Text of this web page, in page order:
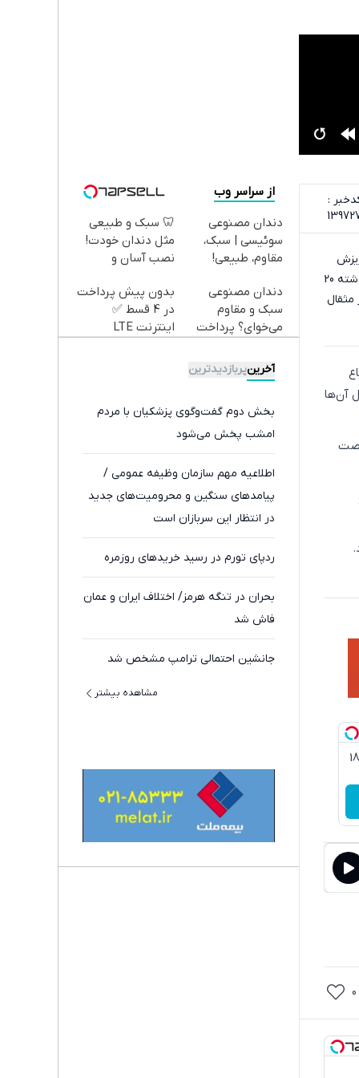
:
دلار 20 هزار تومان ریزش
داشته یعنی به طور متوسط هر روز 5 هزار تومان، همچنین قیمت سکه نسبت به چهارشنلبه هفته گذشته 20
هر مثقال
آن‌ها
خانگی 180
0
از سراسر وب
دندان مصنوعی
سوئیسی | سبک،
مقاوم، طبیعی!
رایگان+پرداخت
اقساطی😍
🦷 سبک و طبیعی
مثل دندان خودت!
نصب آسان و
📍 تهران
دندان مصنوعی
سبک و مقاوم
می‌خوای؟ پرداخت
😍 | 📍تهران
بدون پیش پرداخت
در 4 قسط ✅
اینترنت LTE
آخرینپربازدیدترین
بخش دوم گفت‌وگوی پزشکیان با مردم
امشب پخش می‌شود
اطلاعیه مهم سازمان وظیفه عمومی /
پیامدهای سنگین و محرومیت‌های جدید
در انتظار این سربازان است
ردپای تورم در رسید خریدهای روزمره
بحران در تنگه هرمز/ اختلاف ایران و عمان
فاش شد
جانشین احتمالی ترامپ مشخص شد
مشاهده بیشتر